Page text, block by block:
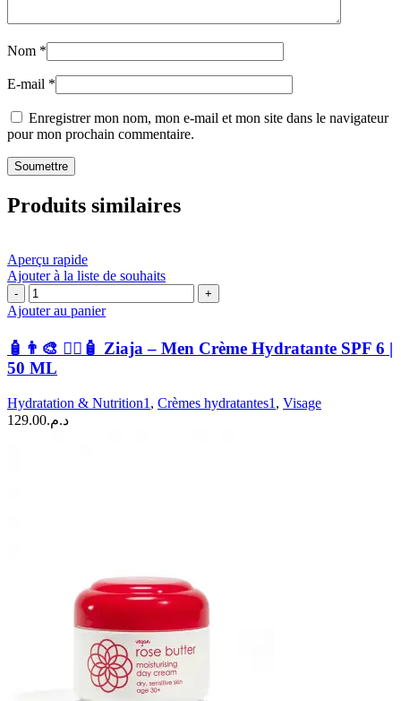
Nom *
E-mail *
Enregistrer mon nom, mon e-mail et mon site dans le navigateur
pour mon prochain commentaire.
Produits similaires
Aperçu rapide
Ajouter à la liste de souhaits
quantité
de
👨‍🎨
🧍‍♂️
🧴
–
Men
Ajouter au panier
🧴👨‍🎨 🧍‍♂️🧴 Ziaja – Men Crème Hydratante SPF 6 |
50 ML
Hydratation & Nutrition1 , Crèmes hydratantes1 , Visage
د.م.129.00